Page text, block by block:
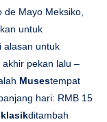
de Mayo Meksiko,
untuk
alasan untuk
pekan lalu –
Musestempat
hari: RMB 15
ditambah